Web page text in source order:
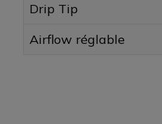
Drip Tip
Airflow réglable